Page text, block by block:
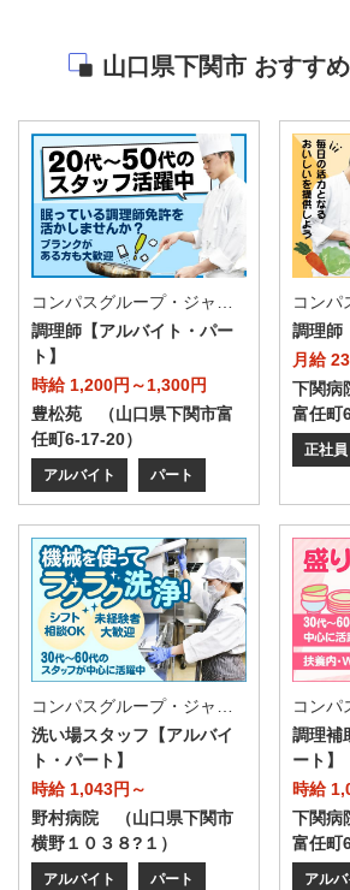
山口県下関市 おすす
調理師【アルバイト・パー
ト】
時給 1,200円～1,300円
豊松苑 （山口県下関市富
任町6-17-20）
アルバイト パート
調理師
月給
下関
富任町
正社員
コンパスグループ・ジャパン株式会社 39663_p
洗い場スタッフ【アルバイ
ト・パート】
時給 1,043円～
野村病院 （山口県下関市
横野１０３８?１）
アルバイト パート
調理補
ート】
時給
下関
富任町
アルバ